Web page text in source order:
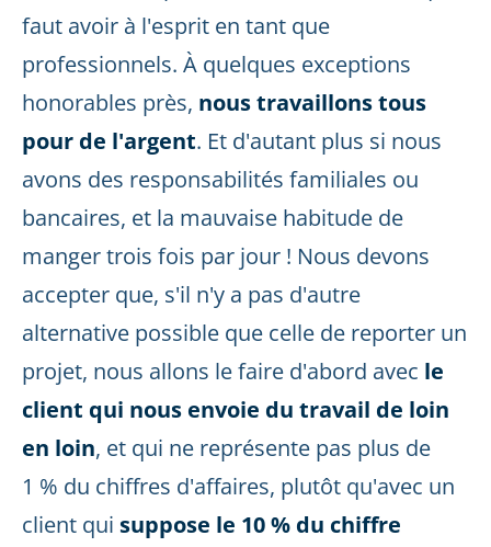
faut avoir à l'esprit en tant que
professionnels. À quelques exceptions
honorables près, nous travaillons tous
pour de l'argent. Et d'autant plus si nous
avons des responsabilités familiales ou
bancaires, et la mauvaise habitude de
manger trois fois par jour ! Nous devons
accepter que, s'il n'y a pas d'autre
alternative possible que celle de reporter un
projet, nous allons le faire d'abord avec le
client qui nous envoie du travail de loin
en loin, et qui ne représente pas plus de
1 % du chiffres d'affaires, plutôt qu'avec un
client qui suppose le 10 % du chiffre